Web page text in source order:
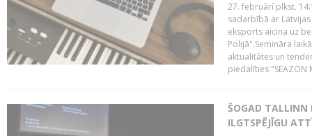
27. februārī plkst.
sadarbībā ar
eksports aicina uz
Polijā".Semināra
aktualitātes un
piedalīties "SEAZON
ŠOGAD TALLINN
ILGTSPĒJĪGU